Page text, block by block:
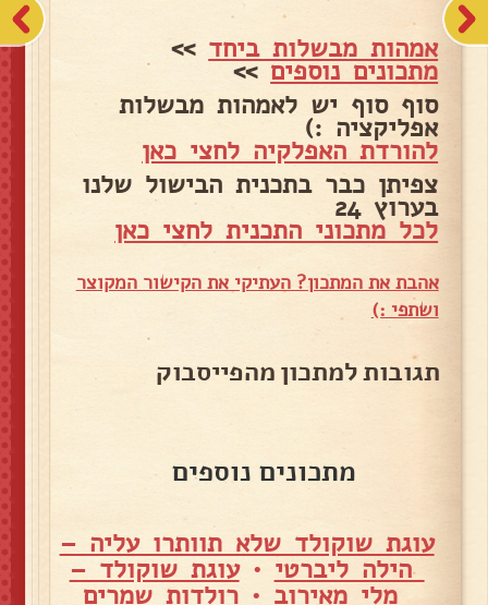
אמהות מבשלות ביחד >>
מתכונים נוספים>>
סוף סוף יש לאמהות מבשלות
אפליקציה :)
להורדת האפלקיה לחצי כאן
צפיתן כבר בתכנית הבישול שלנו
בערוץ 24
לכל מתכוני התכנית לחצי כאן
אהבת את המתכון? העתיקי את הקישור המקוצר
ושתפי :)
תגובות למתכון מהפייסבוק
מתכונים נוספים
עוגת שוקולד שלא תוותרו עליה –
הילה ליברטי •עוגת שוקולד –
מלי מאירוב • רולדות שמרים